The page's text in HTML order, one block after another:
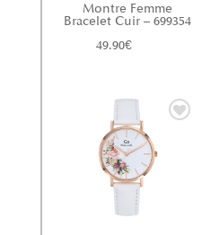
Montre Femme
Bracelet Cuir – 699354
49.90€